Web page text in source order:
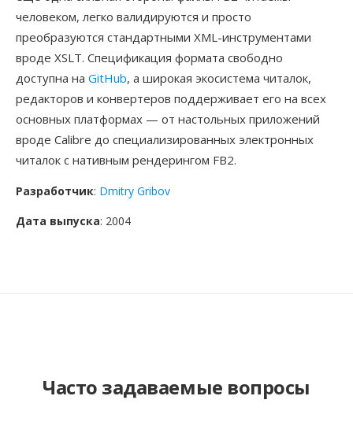
человеком, легко валидируются и просто
преобразуются стандартными XML-инструментами
вроде XSLT. Спецификация формата свободно
доступна на GitHub, а широкая экосистема читалок,
редакторов и конвертеров поддерживает его на всех
основных платформах — от настольных приложений
вроде Calibre до специализированных электронных
читалок с нативным рендерингом FB2.
Разработчик: Dmitry Gribov
Дата выпуска: 2004
Часто задаваемые вопросы